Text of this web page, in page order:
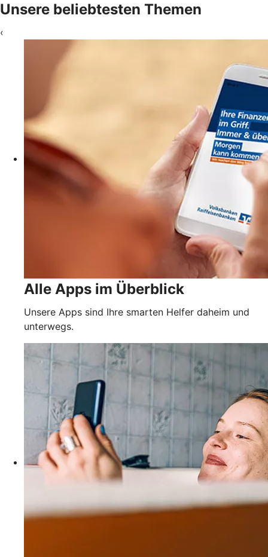
Unsere beliebtesten Themen
‹
Alle Apps im Überblick
Unsere Apps sind Ihre smarten Helfer daheim und
unterwegs.